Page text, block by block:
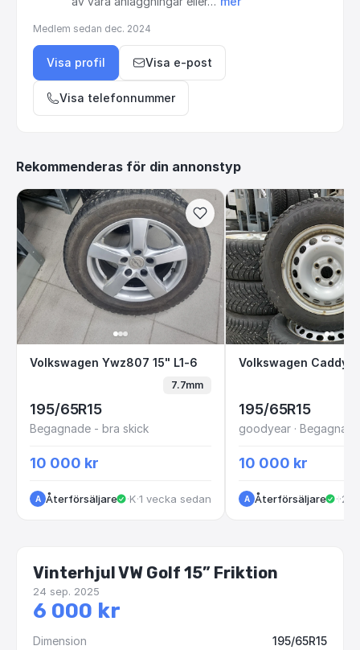
Medlem sedan dec. 2024
Visa profil Visa e-post
Visa telefonnummer
Rekommenderas för din annonstyp
Volkswagen Ywz807 15" L1-6
Volkswagen Ywz807 15" L1-6
7.7mm
195/65R15
Begagnade - bra skick
10 000 kr
A Återförsäljare · Kungälv
·1 vecka sedan
Volkswagen
195/65R15
goodyear ·
10 000 kr
A Återförsäljare ··2
Vinterhjul VW Golf 15” Friktion
24 sep. 2025
6 000 kr
Dimension
195/65R15